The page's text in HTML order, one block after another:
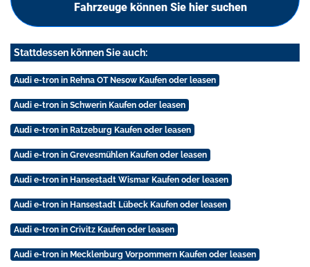
Fahrzeuge können Sie hier suchen
Stattdessen können Sie auch:
Audi e-tron in Rehna OT Nesow Kaufen oder leasen
Audi e-tron in Schwerin Kaufen oder leasen
Audi e-tron in Ratzeburg Kaufen oder leasen
Audi e-tron in Grevesmühlen Kaufen oder leasen
Audi e-tron in Hansestadt Wismar Kaufen oder leasen
Audi e-tron in Hansestadt Lübeck Kaufen oder leasen
Audi e-tron in Crivitz Kaufen oder leasen
Audi e-tron in Mecklenburg Vorpommern Kaufen oder leasen